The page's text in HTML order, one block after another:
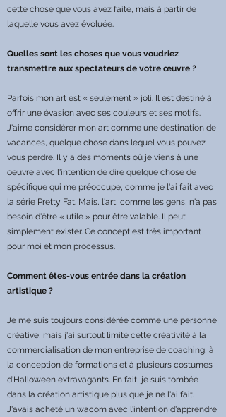
cette chose que vous avez faite, mais à partir de
laquelle vous avez évoluée.
Quelles sont les choses que vous voudriez
transmettre aux spectateurs de votre œuvre ?
Parfois mon art est « seulement » joli. Il est destiné à
offrir une évasion avec ses couleurs et ses motifs.
J'aime considérer mon art comme une destination de
vacances, quelque chose dans lequel vous pouvez
vous perdre. Il y a des moments où je viens à une
oeuvre avec l'intention de dire quelque chose de
spécifique qui me préoccupe, comme je l'ai fait avec
la série Pretty Fat. Mais, l'art, comme les gens, n'a pas
besoin d'être « utile » pour être valable. Il peut
simplement exister. Ce concept est très important
pour moi et mon processus.
Comment êtes-vous entrée dans la création
artistique ?
Je me suis toujours considérée comme une personne
créative, mais j'ai surtout limité cette créativité à la
commercialisation de mon entreprise de coaching, à
la conception de formations et à plusieurs costumes
d'Halloween extravagants. En fait, je suis tombée
dans la création artistique plus que je ne l'ai fait.
J'avais acheté un wacom avec l'intention d'apprendre